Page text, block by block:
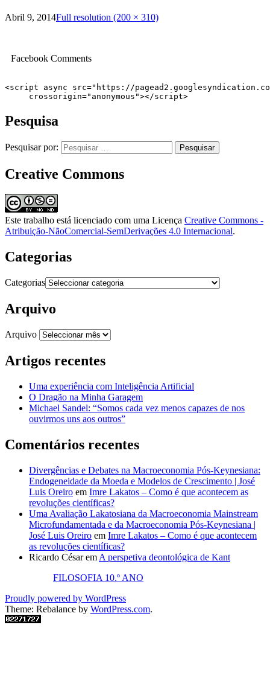
Abril 9, 2014Full resolution (200 × 310)
Facebook Comments
<script async src="https://
     crossorigin="anonymous"></script>
Pesquisa
Pesquisar por:
Creative Commons
Este trabalho está licenciado com uma Licença Creative Commons -
Atribuição-NãoComercial-SemDerivações 4.0 Internacional.
Categorias
Categorias
Arquivo
Arquivo
Artigos recentes
Uma experiência com Inteligência Artificial
O Dragão na Minha Garagem
Michael Sandel: “Somos cada vez menos capazes de nos
ouvirmos uns aos outros”
Comentários recentes
Divergências e Debates na Macroeconomia Pós-Keynesiana:
Endogeneidade da Moeda e Modelos de Crescimento | José
Luis Oreiro em Imre Lakatos – Como é que acontecem as
revoluções científicas?
Uma Avaliação Lakatosiana da Macroeconomia Mainstream
Microfundamentada e da Macroeconomia Pós-Keynesiana |
José Luis Oreiro em Imre Lakatos – Como é que acontecem
as revoluções científicas?
Ricardo Césarem A perspetiva deontológica de Kant
FILOSOFIA 10.º ANO
Proudly powered by WordPress
Theme: Rebalance by WordPress.com.